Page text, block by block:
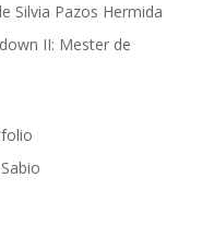
Silvia Pazos Hermida
II: Mester de